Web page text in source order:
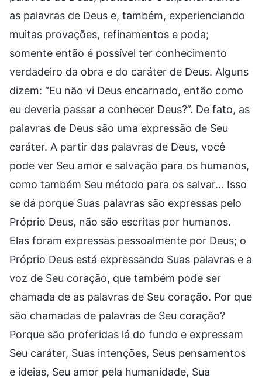
as palavras de Deus e, também, experienciando
muitas provações, refinamentos e poda;
somente então é possível ter conhecimento
verdadeiro da obra e do caráter de Deus. Alguns
dizem: “Eu não vi Deus encarnado, então como
eu deveria passar a conhecer Deus?”. De fato, as
palavras de Deus são uma expressão de Seu
caráter. A partir das palavras de Deus, você
pode ver Seu amor e salvação para os humanos,
como também Seu método para os salvar… Isso
se dá porque Suas palavras são expressas pelo
Próprio Deus, não são escritas por humanos.
Elas foram expressas pessoalmente por Deus; o
Próprio Deus está expressando Suas palavras e a
voz de Seu coração, que também pode ser
chamada de as palavras de Seu coração. Por que
são chamadas de palavras de Seu coração?
Porque são proferidas lá do fundo e expressam
Seu caráter, Suas intenções, Seus pensamentos
e ideias, Seu amor pela humanidade, Sua